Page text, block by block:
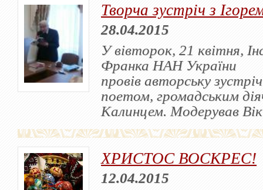
Творча зустріч з
28.04.2015
У вівторок, 21 квітня,
Франка НАН України
провів авторську
поетом, громадським
Калинцем. Модерував
ХРИСТОС ВОСКРЕС!
12.04.2015